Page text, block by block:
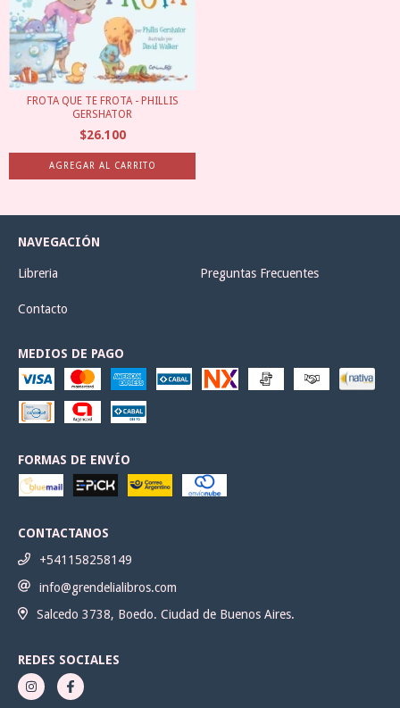
FROTA QUE TE FROTA - PHILLIS
GERSHATOR
$26.100
NAVEGACIÓN
Libreria Preguntas Frecuentes
Contacto
MEDIOS DE PAGO
FORMAS DE ENVÍO
CONTACTANOS
+541158258149
info@grendelialibros.com
Salcedo 3738, Boedo. Ciudad de Buenos Aires.
REDES SOCIALES